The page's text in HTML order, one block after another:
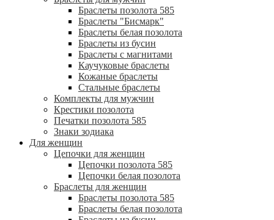
Браслеты позолота 585
Браслеты "Бисмарк"
Браслеты белая позолота
Браслеты из бусин
Браслеты с магнитами
Каучуковые браслеты
Кожаные браслеты
Стальные браслеты
Комплекты для мужчин
Крестики позолота
Печатки позолота 585
Знаки зодиака
Для женщин
Цепочки для женщин
Цепочки позолота 585
Цепочки белая позолота
Браслеты для женщин
Браслеты позолота 585
Браслеты белая позолота